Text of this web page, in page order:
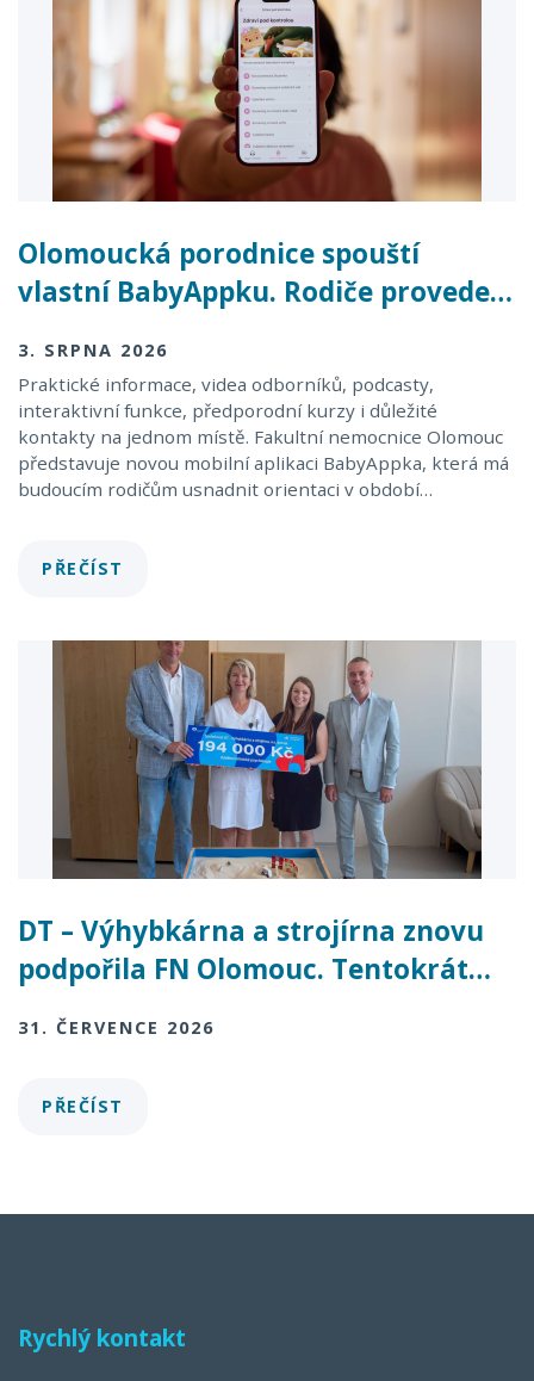
Olomoucká porodnice spouští
vlastní BabyAppku. Rodiče provede…
3. SRPNA 2026
Praktické informace, videa odborníků, podcasty,
interaktivní funkce, předporodní kurzy i důležité
kontakty na jednom místě. Fakultní nemocnice Olomouc
představuje novou mobilní aplikaci BabyAppka, která má
budoucím rodičům usnadnit orientaci v období…
PŘEČÍST
DT – Výhybkárna a strojírna znovu
podpořila FN Olomouc. Tentokrát…
31. ČERVENCE 2026
PŘEČÍST
Rychlý kontakt